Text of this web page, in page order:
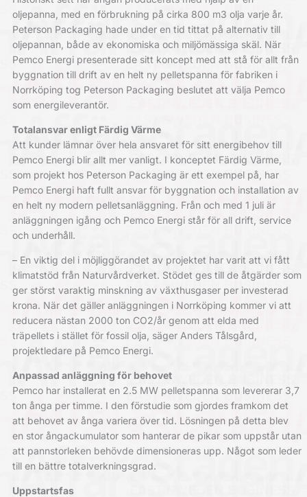
oljepanna, med en förbrukning på cirka 800 m3 olja varje år.
Peterson Packaging hade under en tid tittat på alternativ till
oljepannan, både av ekonomiska och miljömässiga skäl. När
Pemco Energi presenterade sitt koncept med att stå för allt från
byggnation till drift av en helt ny pelletspanna för fabriken i
Norrköping tog Peterson Packaging beslutet att välja Pemco
som energileverantör.
Totalansvar enligt Färdig Värme
Att kunder lämnar över hela ansvaret för sitt energibehov till
Pemco Energi blir allt mer vanligt. I konceptet Färdig Värme,
som projekt hos Peterson Packaging är ett exempel på, har
Pemco Energi haft fullt ansvar för byggnation och installation av
en helt ny modern pelletsanläggning. Från och med 1 juli är
anläggningen igång och Pemco Energi står för all drift, service
och underhåll.
– En viktig del i möjliggörandet av projektet har varit att vi fått
klimatstöd från Naturvårdverket. Stödet ges till de åtgärder som
ger störst varaktig minskning av växthusgaser per investerad
krona. När det gäller anläggningen i Norrköping kommer vi att
reducera nästan 2000 ton CO2/år genom att elda med
träpellets i stället för fossil olja, säger Anders Tålsgård,
projektledare på Pemco Energi.
Anpassad anläggning för behovet
Pemco har installerat en 2.5 MW pelletspanna som levererar 3,7
ton ånga per timme. I den förstudie som gjordes framkom det
att behovet av ånga variera över tid. Lösningen på detta blev
en stor ångackumulator som hanterar de pikar som uppstår utan
att pannstorleken behövde dimensioneras upp. Något som leder
till en bättre totalverkningsgrad.
Uppstartsfas